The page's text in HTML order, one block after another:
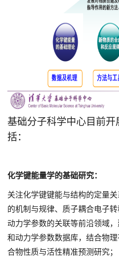
基础分子科学中心目前
括：
化学键能量学的基础研究：
关注化学键键能与结构的定量
的机制与规律、质子耦合电子
动力学参数的关联等前沿领域
和动力学参数数据库，结合物
合物性质与活性精准预测研究；